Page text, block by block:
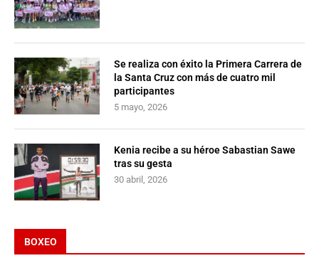
Se realiza con éxito la Primera Carrera de
la Santa Cruz con más de cuatro mil
participantes
5 mayo, 2026
Kenia recibe a su héroe Sabastian Sawe
tras su gesta
30 abril, 2026
BOXEO